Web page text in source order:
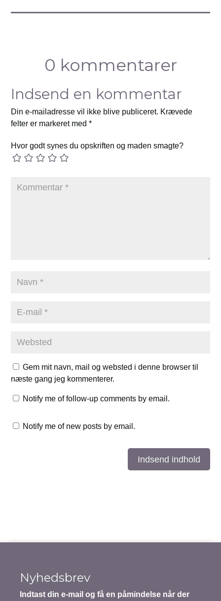
0 kommentarer
Indsend en kommentar
Din e-mailadresse vil ikke blive publiceret. Krævede
felter er markeret med*
Hvor godt synes du opskriften og maden smagte?
Gem mit navn, mail og websted i denne browser til
næste gang jeg kommenterer.
Notify me of follow-up comments by email.
Notify me of new posts by email.
Indsend indhold
Nyhedsbrev
Indtast din e-mail og få en påmindelse når der